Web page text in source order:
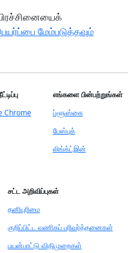
மேம்படுத்தவும்
Chrome
எங்களை பின்பற்றுங்கள்
ப்ளூஸ்கை
பேஸ்புக்
லிங்க்ட்இன்
சட்ட அறிவிப்புகள்
தனியுரிமை
குறிப்பிட்ட வணிகப் பரிவர்த்தனைகள்
பயன்பாட்டு விதிமுறைகள்